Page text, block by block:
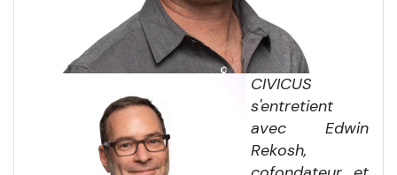
CIVICUS
s'entretient
avec Edwin
Rekosh,